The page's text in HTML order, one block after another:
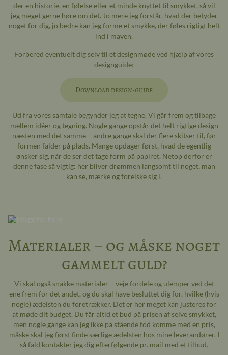
der en historie, en følelse eller et minde knyttet til smykket, så vil
jeg meget gerne høre om det. Jo mere jeg forstår, hvad der betyder
noget for dig, jo bedre kan jeg forme et smykke, der føles rigtigt helt
ind i maven.
Forbered eventuelt dig selv til et designmøde ved hjælp af vores
designguide:
Download design-guide
Ud fra vores samtale begynder jeg at tegne. Vi går frem og tilbage
mellem idéer og tegning. Nogle gange opstår det helt rigtige design
næsten med det samme – andre gange skal der flere skitser til, før
formen falder på plads. Mange opdager først, hvad de egentlig
ønsker sig, når de ser det tage form på papiret. Netop derfor er
denne fase så vigtig: her bliver drømmen langsomt til noget, man
kan se, mærke og forelske sig i.
Materialer – og måske noget
gammelt guld?
Vi skal også snakke materialer – veje fordele og ulemper ved det
ene frem for det andet, og du skal have besluttet dig for, hvilke (hvis
nogle) ædelsten du foretrækker. Det er her meget kan justeres for
at møde dit budget. Du får altid et bud på prisen af selve smykket,
men nogle gange kan jeg ikke på stående fod komme med en pris,
måske skal jeg først finde særlige ædelsten hos mine leverandører. I
så fald kontakter jeg dig efterfølgende pr. mail med et tilbud.